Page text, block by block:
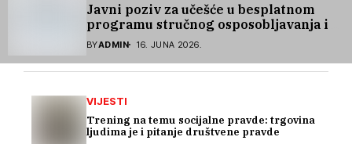
Javni poziv za učešće u besplatnom
programu stručnog osposobljavanja i
podrške pri zapošljavanju
BYADMIN 16. JUNA 2026.
VIJESTI
Trening na temu socijalne pravde: trgovina
ljudima je i pitanje društvene pravde